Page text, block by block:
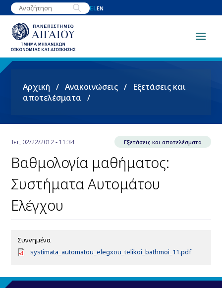
Παράκαμψη
προς
κυρίως
περιεχόμενο
ELEN
Breadcrumb
Αρχική Ανακοινώσεις
Εξετάσεις και
αποτελέσματα
Τετ, 02/22/2012 - 11:34 Εξετάσεις και αποτελέσματα
Βαθμολογία μαθήματος:
Συστήματα Αυτομάτου
Ελέγχου
Συννημένα
D
u
systimata_automatou_elegxou_telikoi_bathmoi_11.pdf